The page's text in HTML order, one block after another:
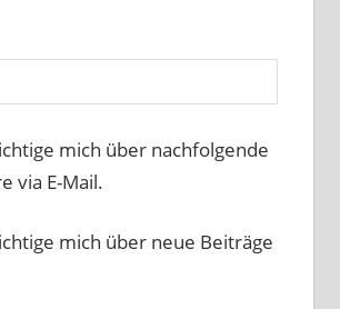
mich über nachfolgende
via E-Mail.
mich über neue Beiträge